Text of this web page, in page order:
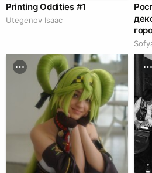
Printing Oddities #1
Utegenov Isaac